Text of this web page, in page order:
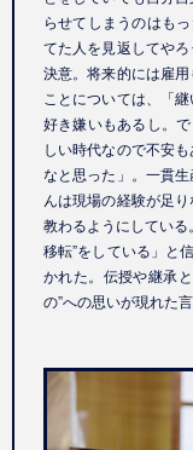
らせてしまうのはも
てた人を見返してや
決意。将来的には雇
ことについては、「
好き嫌いもあるし。
しい時代なので不安
なと思った」。一貫
んは現場の経験が足
教わるようにしてい
移転”をしている」と
かれた。伝授や継承
の”への思いが現れた言